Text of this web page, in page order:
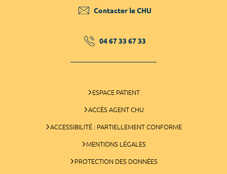
Contacter le CHU
04 67 33 67 33
ESPACE PATIENT
ACCÈS AGENT CHU
ACCESSIBILITÉ : PARTIELLEMENT CONFORME
MENTIONS LÉGALES
PROTECTION DES DONNÉES